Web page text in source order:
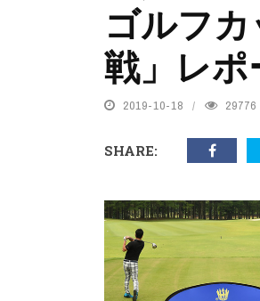
ゴルフ
戦」レポ
2019-10-18 29776
SHARE: